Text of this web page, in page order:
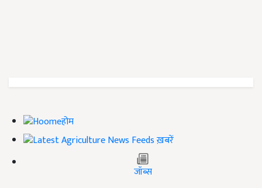
होम
ख़बरें
जॉब्स